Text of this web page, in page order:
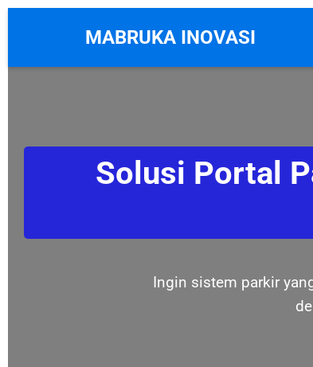
MABRUKA INOVASI
Solusi Portal
Ingin sistem parkir